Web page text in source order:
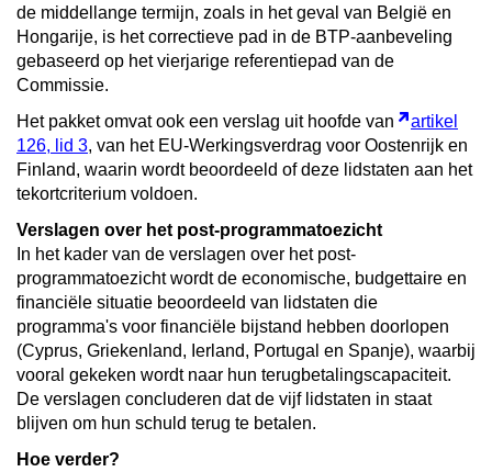
de middellange termijn, zoals in het geval van België en
Hongarije, is het correctieve pad in de BTP-aanbeveling
gebaseerd op het vierjarige referentiepad van de
Commissie.
Het pakket omvat ook een verslag uit hoofde van
artikel
126, lid 3, van het EU-Werkingsverdrag voor Oostenrijk en
Finland, waarin wordt beoordeeld of deze lidstaten aan het
tekortcriterium voldoen.
Verslagen over het post-programmatoezicht
In het kader van de verslagen over het post-
programmatoezicht wordt de economische, budgettaire en
financiële situatie beoordeeld van lidstaten die
programma's voor financiële bijstand hebben doorlopen
(Cyprus, Griekenland, Ierland, Portugal en Spanje), waarbij
vooral gekeken wordt naar hun terugbetalingscapaciteit.
De verslagen concluderen dat de vijf lidstaten in staat
blijven om hun schuld terug te betalen.
Hoe verder?